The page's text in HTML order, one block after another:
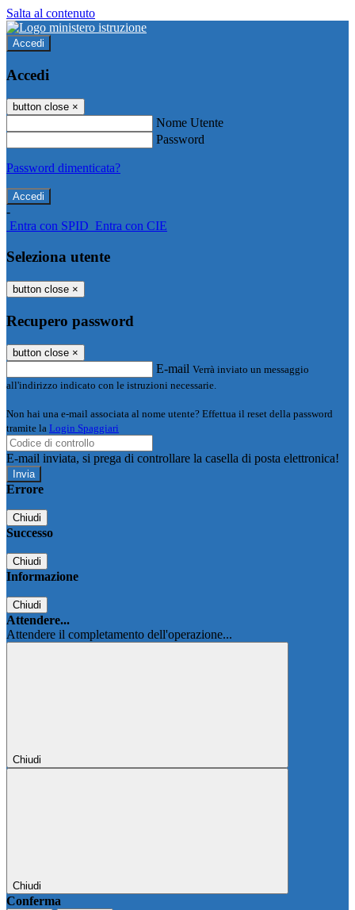
Salta al contenuto
Accedi
Accedi
button close ×
Nome Utente
Password
Password dimenticata?
-
Entra con SPID Entra con CIE
Seleziona utente
button close ×
Recupero password
button close ×
E-mail Verrà inviato un messaggio
all'indirizzo indicato con le istruzioni necessarie.
Non hai una e-mail associata al nome utente? Effettua il reset della password
tramite la Login Spaggiari
E-mail inviata, si prega di controllare la casella di posta elettronica!
Errore
Chiudi
Successo
Chiudi
Informazione
Chiudi
Attendere...
Attendere il completamento dell'operazione...
Chiudi
Chiudi
Conferma